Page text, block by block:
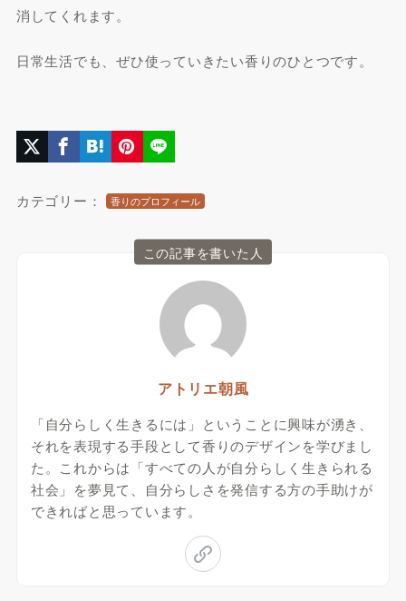
消してくれます。
日常生活でも、ぜひ使っていきたい香りのひとつです。
カテゴリー： 香りのプロフィール
この記事を書いた人
アトリエ朝風
「自分らしく生きるには」ということに興味が湧き、
それを表現する手段として香りのデザインを学びまし
た。これからは「すべての人が自分らしく生きられる
社会」を夢見て、自分らしさを発信する方の手助けが
できればと思っています。